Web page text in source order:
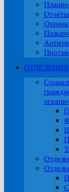
Отчёты
Охрана
ОТДЕЛЕНИЯ